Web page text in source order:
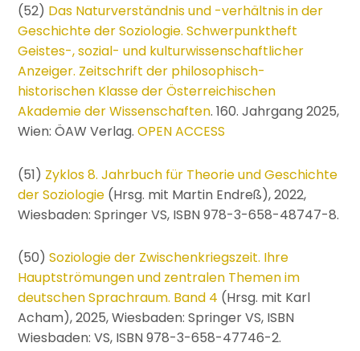
(52) Das Naturverständnis und -verhältnis in der
Geschichte der Soziologie. Schwerpunktheft
Geistes-, sozial- und kulturwissenschaftlicher
Anzeiger. Zeitschrift der philosophisch-
historischen Klasse der Österreichischen
Akademie der Wissenschaften. 160. Jahrgang 2025,
Wien: ÖAW Verlag.OPEN ACCESS
(51) Zyklos 8. Jahrbuch für Theorie und Geschichte
der Soziologie (Hrsg. mit Martin Endreß), 2022,
Wiesbaden: Springer VS, ISBN 978-3-658-48747-8.
(50)Soziologie der Zwischenkriegszeit. Ihre
Hauptströmungen und zentralen Themen im
deutschen Sprachraum. Band 4 (Hrsg. mit Karl
Acham), 2025, Wiesbaden: Springer VS, ISBN
Wiesbaden: VS, ISBN 978-3-658-47746-2.